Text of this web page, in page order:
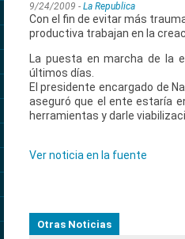
9/24/2009 - La Republica
Con el fin de evitar más
productiva trabajan en la
La puesta en marcha de la
últimos días.
El presidente encargado de
aseguró que el ente estaría
herramientas y darle
Ver noticia en la fuente
Otras Noticias